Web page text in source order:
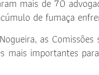
mais de 70
de fumaça
as
mais importantes